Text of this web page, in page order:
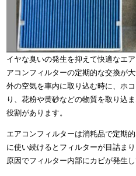
イヤな臭いの発生を抑えて快適なエ
アコンフィルターの定期的な交換が
外の空気を車内に取り込む時に、ホ
り、花粉や黄砂などの物質を取り込
役割があります。
エアコンフィルターは消耗品で定期
に使い続けるとフィルターが目詰ま
原因でフィルター内部にカビが発生